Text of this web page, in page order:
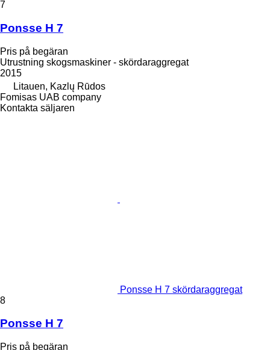
7
Ponsse H 7
Pris på begäran
Utrustning skogsmaskiner - skördaraggregat
2015
Litauen, Kazlų Rūdos
Fomisas UAB company
Kontakta säljaren
Ponsse H 7 skördaraggregat
8
Ponsse H 7
Pris på begäran